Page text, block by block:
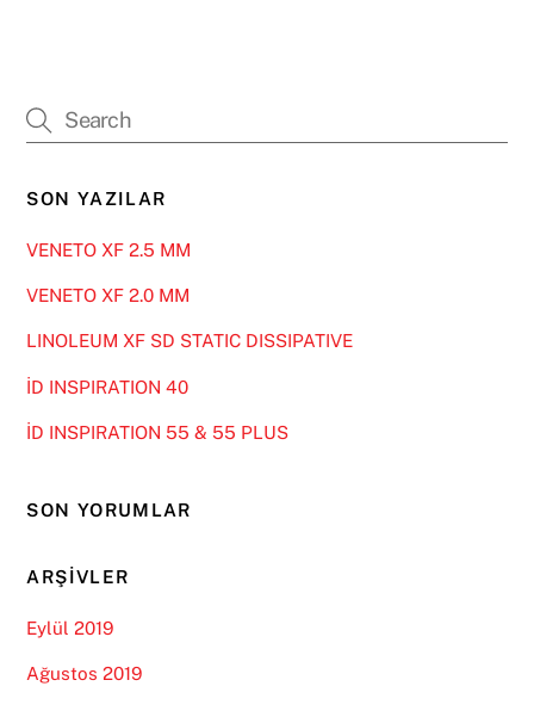
SON YAZILAR
VENETO XF 2.5 MM
VENETO XF 2.0 MM
LINOLEUM XF SD STATIC DISSIPATIVE
İD INSPIRATION 40
İD INSPIRATION 55 & 55 PLUS
SON YORUMLAR
ARŞIVLER
Eylül 2019
Ağustos 2019